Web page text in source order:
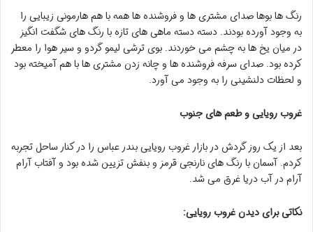
رنگ ها بوها صدای مشتری ها و فروشنده ها همه با هم هارمونی زیبایی را
به وجود آورده بودند. دسته دسته ماهی های تازه با رنگ های شگفت انگیز
در میان یخ ها به چشم می خوردند. بوی ترشی لیمو گردو و سیر هوا را معطر
کرده بود. صدای سرفه فروشنده ها و چانه زدن مشتری ها با هم آمیخته بود
و لحظات دلنشینی را به وجود می آورد.
غروب رویایی و طعم های جنوب
بعد از یک روز گردش در بازار غروب رویایی بندر عباس را در کنار ساحل تجربه
کردم. آسمان با رنگ های نارنجی قرمز و بنفش تزیین شده بود و آفتاب آرام
آرام در آب دریا غرق می شد.
نکاتی برای دیدن غروب رویایی: